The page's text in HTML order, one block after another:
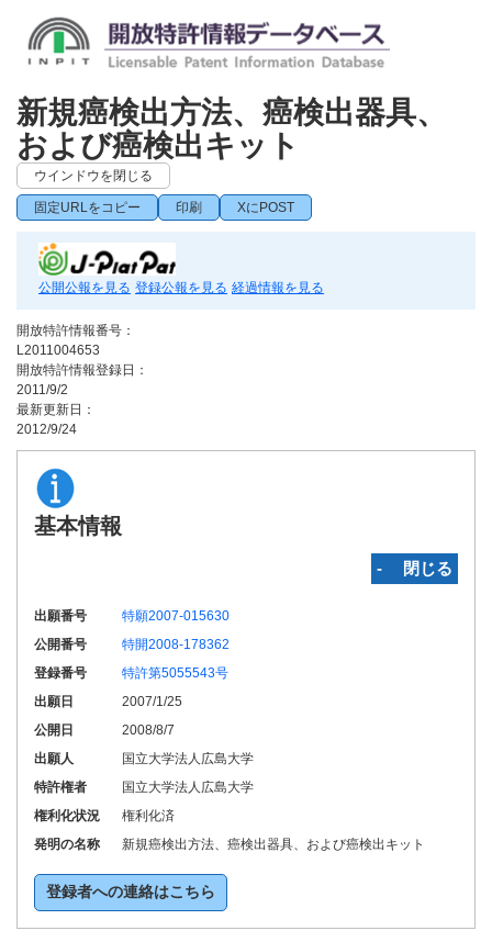
新規癌検出方法、癌検出器具、
および癌検出キット
ウインドウを閉じる
固定URLをコピー 印刷 XにPOST
公開公報を見る 登録公報を見る 経過情報を見る
開放特許情報番号：
L2011004653
開放特許情報登録日：
2011/9/2
最新更新日：
2012/9/24
基本情報
‐ 閉じる
出願番号
特願2007-015630
公開番号
特開2008-178362
登録番号
特許第5055543号
出願日
2007/1/25
公開日
2008/8/7
出願人
国立大学法人広島大学
特許権者
国立大学法人広島大学
権利化状況
権利化済
発明の名称
新規癌検出方法、癌検出器具、および癌検出キット
登録者への連絡はこちら